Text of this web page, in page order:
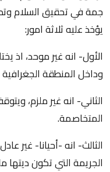
جمة في تحقيق السلام
يؤخذ عليه ثلاثة امور:
الأول- انه غير موحد، اذ
وداخل المنطقة
الثاني- انه غير ملزم،
المتخاصمة.
الثالث- انه -أحيانا- غير
الجريمة التي تكون